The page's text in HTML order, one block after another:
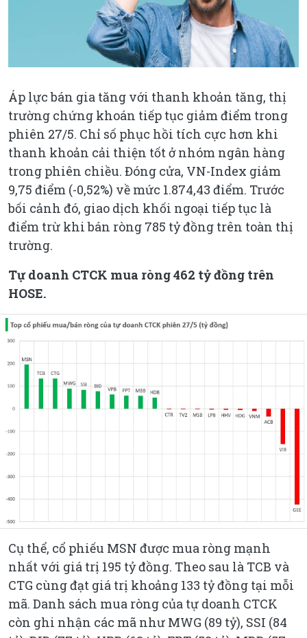
Áp lực bán gia tăng với thanh khoản tăng, thị
trường chứng khoán tiếp tục giảm điểm trong
phiên 27/5. Chỉ số phục hồi tích cực hơn khi
thanh khoản cải thiện tốt ở nhóm ngân hàng
trong phiên chiều. Đóng cửa, VN-Index giảm
9,75 điểm (-0,52%) về mức 1.874,43 điểm. Trước
bối cảnh đó, giao dịch khối ngoại tiếp tục là
điểm trừ khi bán ròng 785 tỷ đồng trên toàn thị
trường.
Tự doanh CTCK mua ròng 462 tỷ đồng trên
HOSE.
Cụ thể, cổ phiếu MSN được mua ròng mạnh
nhất với giá trị 195 tỷ đồng. Theo sau là TCB và
CTG cùng đạt giá trị khoảng 133 tỷ đồng tại mỗi
mã. Danh sách mua ròng của tự doanh CTCK
còn ghi nhận các mã như MWG (89 tỷ), SSI (84